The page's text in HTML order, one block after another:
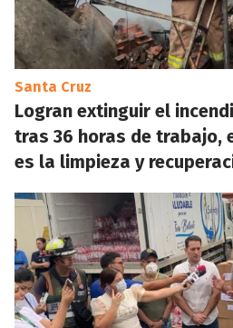
Santa Cruz
Logran extinguir el
tras 36 horas de trabajo,
es la limpieza y